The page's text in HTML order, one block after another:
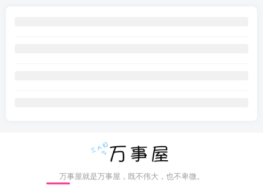
万事屋就是万事屋，既不伟大，也不卑微。